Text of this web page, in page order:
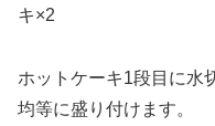
キ×2
ホットケーキ1段目に水
均等に盛り付けます。